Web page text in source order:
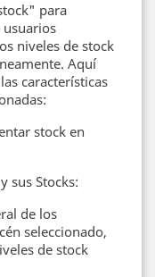
para
usuarios
niveles de stock
Aquí
características
stock en
sus Stocks:
de los
seleccionado,
de stock